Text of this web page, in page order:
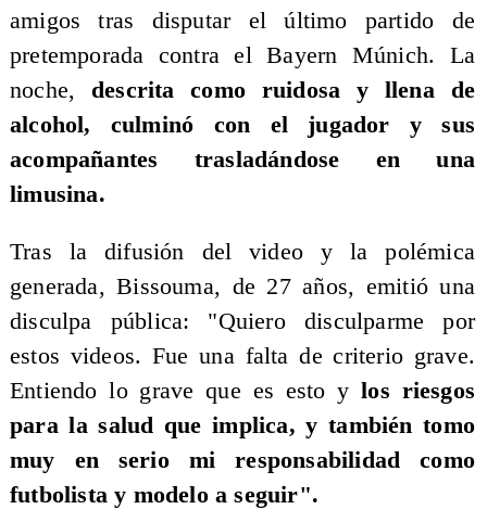
amigos tras disputar el último partido de
pretemporada contra el Bayern Múnich. La
noche, descrita como ruidosa y llena de
alcohol, culminó con el jugador y sus
acompañantes trasladándose en una
limusina.
Tras la difusión del video y la polémica
generada, Bissouma, de 27 años, emitió una
disculpa pública: "Quiero disculparme por
estos videos. Fue una falta de criterio grave.
Entiendo lo grave que es esto ylos riesgos
para la salud que implica, y también tomo
muy en serio mi responsabilidad como
futbolista y modelo a seguir".